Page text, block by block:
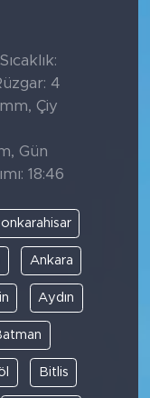
4
Çiy
Gün
18:46
Ankara
Aydın
Bitlis